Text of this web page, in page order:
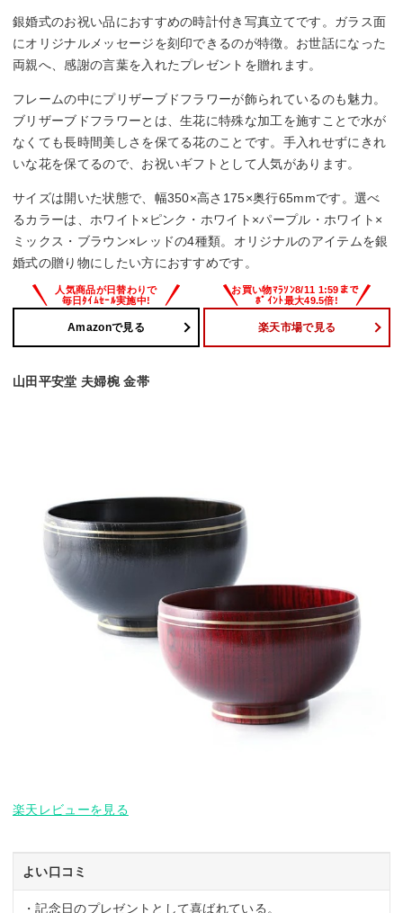
銀婚式のお祝い品におすすめの時計付き写真立てです。ガラス面
にオリジナルメッセージを刻印できるのが特徴。お世話になった
両親へ、感謝の言葉を入れたプレゼントを贈れます。
フレームの中にプリザーブドフラワーが飾られているのも魅力。
ブリザーブドフラワーとは、生花に特殊な加工を施すことで水が
なくても長時間美しさを保てる花のことです。手入れせずにきれ
いな花を保てるので、お祝いギフトとして人気があります。
サイズは開いた状態で、幅350×高さ175×奥行65mmです。選べ
るカラーは、ホワイト×ピンク・ホワイト×パープル・ホワイト×
ミックス・ブラウン×レッドの4種類。オリジナルのアイテムを銀
婚式の贈り物にしたい方におすすめです。
Amazonで見る 楽天市場で見る
山田平安堂 夫婦椀 金帯
楽天レビューを見る
よい口コミ
・記念日のプレゼントとして喜ばれている。